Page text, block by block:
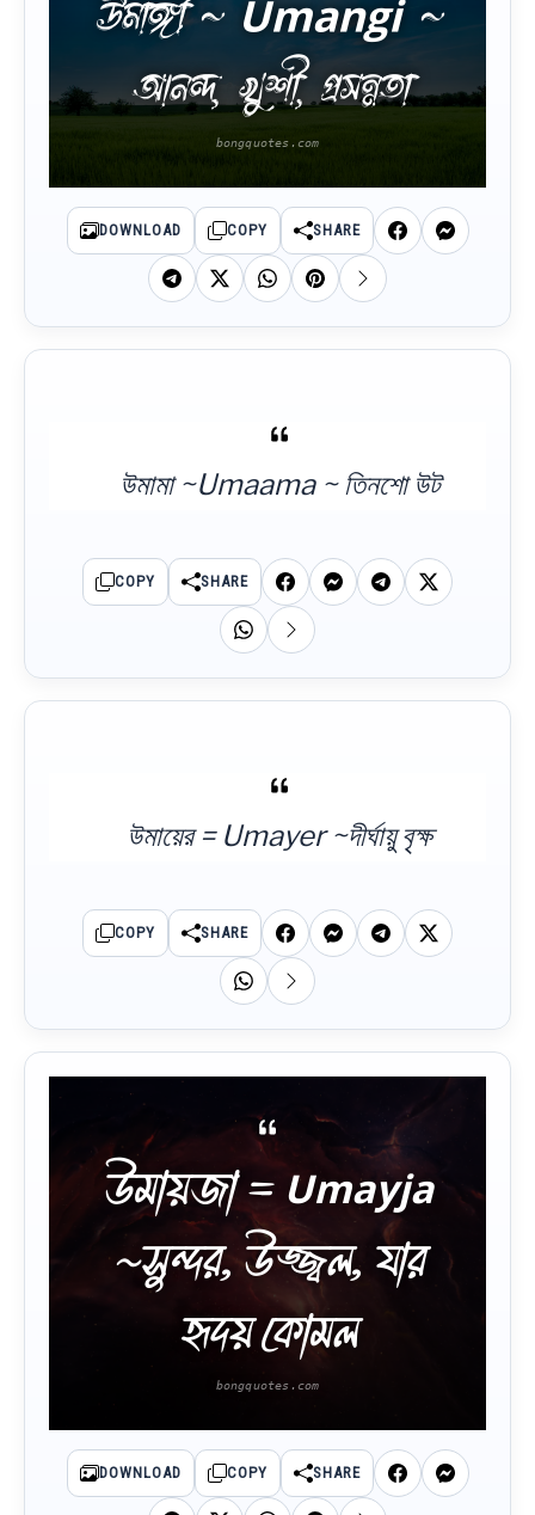
উমাঙ্গী ~ Umangi ~
আনন্দ, খুশী, প্রসন্নতা
DOWNLOAD COPY SHARE
উমামা ~Umaama ~ তিনশো উট
COPY SHARE
উমায়ের = Umayer ~দীর্ঘায়ু বৃক্ষ
COPY SHARE
উমায়জা = Umayja
~সুন্দর, উজ্জ্বল, যার
হৃদয় কোমল
DOWNLOAD COPY SHARE